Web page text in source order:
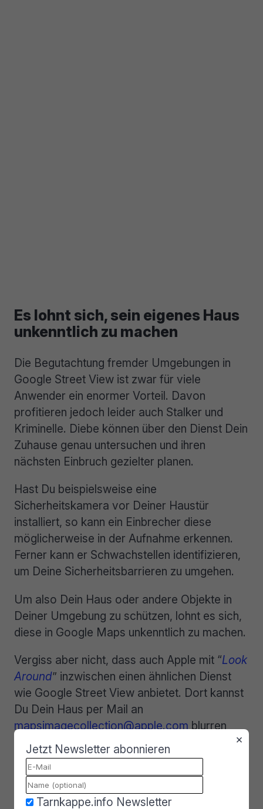
Es lohnt sich, sein eigenes Haus
unkenntlich zu machen
Die Begutachtung fremder Umgebungen in
Google Street View ist zwar für viele
Anwender ein enormer Vorteil. Davon
profitieren jedoch leider auch Stalker und
Kriminelle. Diebe können über den Dienst Dein
Zuhause genau untersuchen und ihren
nächsten Einbruch gezielter planen.
Hast Du beispielsweise eine
Sicherheitskamera vor Deiner Haustür
installiert, so kann ein Einbrecher diese
möglicherweise in der Aufnahme erkennen.
Ferner kann er Schwachstellen identifizieren,
um Deine Sicherheitsbarrieren zu umgehen.
Um also Dein Haus oder andere Objekte in
Deiner Umgebung zu schützen, lohnt es sich,
diese in Google Maps unkenntlich zu machen.
Vergiss aber nicht, dass auch Apple mit “Look
Around” inzwischen einen ähnlichen Dienst
wie Google Street View anbietet. Dort kannst
Du Dein Haus per Mail an
mapsimagecollection@apple.comblurren
lassen. Ein Musterschreiben zum
Widerspruch findest Du auf derWebseite der
Verbraucherzentrale.
Wenn Du Dichnicht selbstum Deine
×
Jetzt Newsletter abonnieren
Tarnkappe.info Newsletter